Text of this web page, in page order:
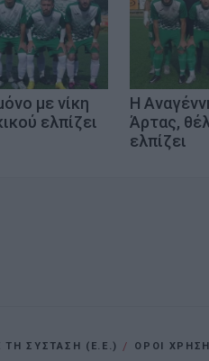
με νίκη
ελπίζει
Η
Άρτας,
ελπίζει
ΣΥΣΤΑΣΗ (Ε.Ε.) ΌΡΟΙ